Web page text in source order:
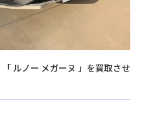
「 ルノー メガーヌ 」を買取させ